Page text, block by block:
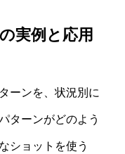
実例と応用
ーンを、状況別に
ターンがどのよう
ショットを使う